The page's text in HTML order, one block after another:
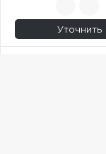
Уточнить